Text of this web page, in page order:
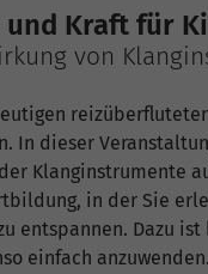
und Kraft für
von
In dieser
Klanginstrumente
in der Sie
entspannen. Dazu
einfach anzuwenden.